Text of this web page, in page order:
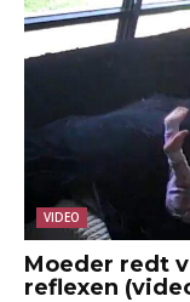
VIDEO
Moeder redt
reflexen